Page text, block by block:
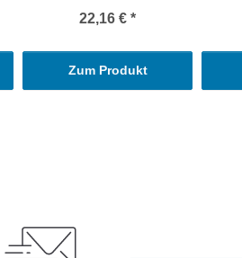
22,16 € *
Zum Produkt